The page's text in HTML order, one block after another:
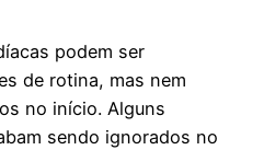
podem ser
de rotina, mas nem
no início. Alguns
sendo ignorados no